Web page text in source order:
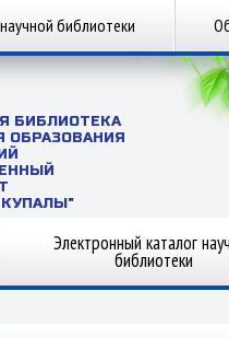
библиотеки
БИБЛИОТЕКА
ОБРАЗОВАНИЯ
Электронный каталог
библиотеки